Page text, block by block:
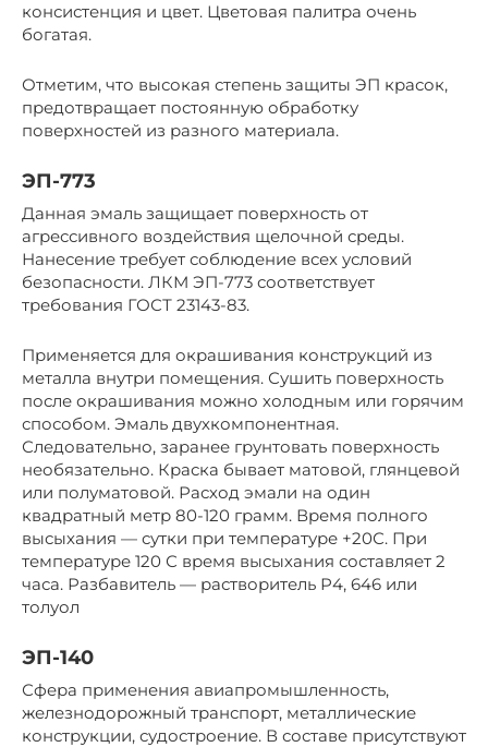
консистенция и цвет. Цветовая палитра очень
богатая.
Отметим, что высокая степень защиты ЭП красок,
предотвращает постоянную обработку
поверхностей из разного материала.
ЭП-773
Данная эмаль защищает поверхность от
агрессивного воздействия щелочной среды.
Нанесение требует соблюдение всех условий
безопасности. ЛКМ ЭП-773 соответствует
требования ГОСТ 23143-83.
Применяется для окрашивания конструкций из
металла внутри помещения. Сушить поверхность
после окрашивания можно холодным или горячим
способом. Эмаль двухкомпонентная.
Следовательно, заранее грунтовать поверхность
необязательно. Краска бывает матовой, глянцевой
или полуматовой. Расход эмали на один
квадратный метр 80-120 грамм. Время полного
высыхания — сутки при температуре +20С. При
температуре 120 С время высыхания составляет 2
часа. Разбавитель — растворитель Р4, 646 или
толуол
ЭП-140
Сфера применения авиапромышленность,
железнодорожный транспорт, металлические
конструкции, судостроение. В составе присутствуют